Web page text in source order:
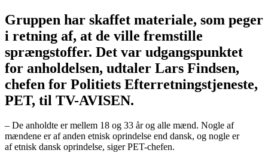
Gruppen har skaffet materiale, som peger
i retning af, at de ville fremstille
sprængstoffer. Det var udgangspunktet
for anholdelsen, udtaler Lars Findsen,
chefen for Politiets Efterretningstjeneste,
PET, til TV-AVISEN.
– De anholdte er mellem 18 og 33 år og alle mænd. Nogle af
mændene er af anden etnisk oprindelse end dansk, og nogle er
af etnisk dansk oprindelse, siger PET-chefen.